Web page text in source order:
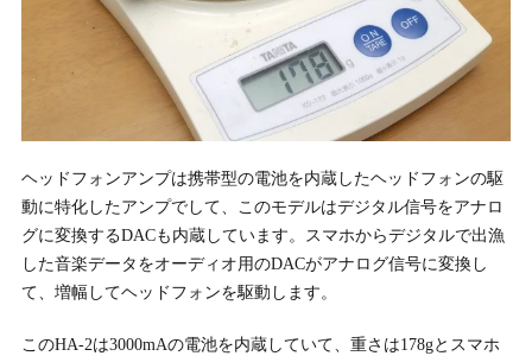
ヘッドフォンアンプは携帯型の電池を内蔵したヘッドフォンの駆
動に特化したアンプでして、このモデルはデジタル信号をアナロ
グに変換するDACも内蔵しています。スマホからデジタルで出漁
した音楽データをオーディオ用のDACがアナログ信号に変換し
て、増幅してヘッドフォンを駆動します。
このHA-2は3000mAの電池を内蔵していて、重さは178gとスマホ